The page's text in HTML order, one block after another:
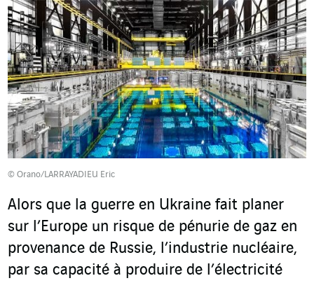
© Orano/LARRAYADIEU Eric
Alors que la guerre en Ukraine fait planer
sur l’Europe un risque de pénurie de gaz en
provenance de Russie, l’industrie nucléaire,
par sa capacité à produire de l’électricité